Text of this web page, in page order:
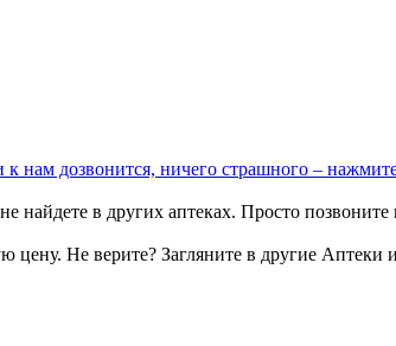
нам дозвонится, ничего страшного –
найдете в других аптеках. Просто
Не верите? Загляните в другие Аптеки